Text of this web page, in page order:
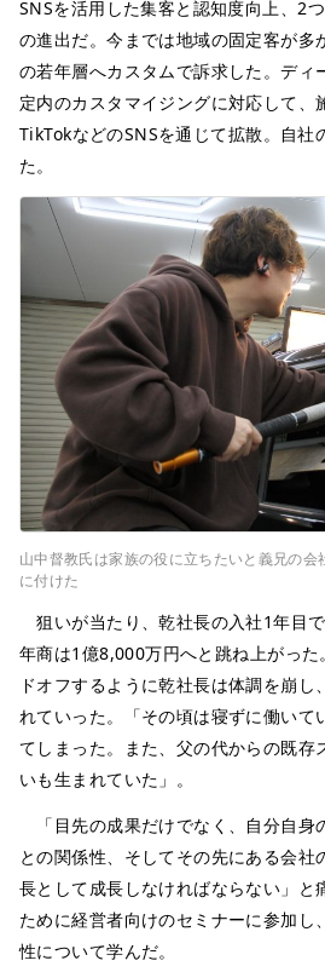
SNSを活用した集客と認知度向上、2
の進出だ。今までは地域の固定客が多
の若年層へカスタムで訴求した。ディ
定内のカスタマイジングに対応して
TikTokなどのSNSを通じて拡散。自社
た。
山中督教氏は家族の役に立ちたいと義兄の
に付けた
狙いが当たり、乾社長の入社1年目で
年商は1億8,000万円へと跳ね上がっ
ドオフするように乾社長は体調を崩し
れていった。「その頃は寝ずに働いて
てしまった。また、父の代からの既存
いも生まれていた」。
「目先の成果だけでなく、自分自身
との関係性、そしてその先にある会社
長として成長しなければならない」と
ために経営者向けのセミナーに参加し
性について学んだ。